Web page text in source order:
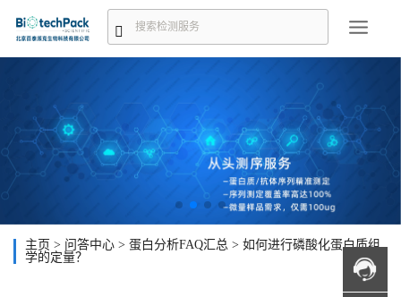
主页 > 问答中心 > 蛋白分析FAQ汇总 > 如何进行磷酸化蛋白质组
学的定量？